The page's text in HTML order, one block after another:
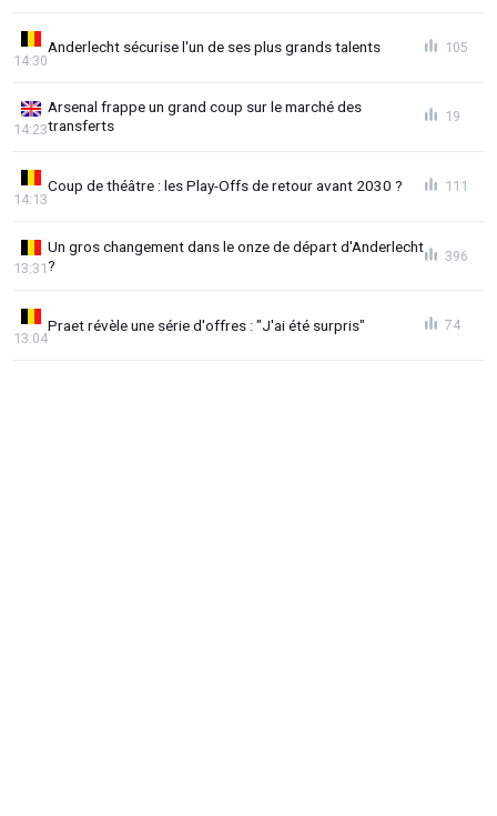
Anderlecht sécurise l'un de ses plus grands talents
14:30
105
Arsenal frappe un grand coup sur le marché des
transferts
14:23
19
Coup de théâtre : les Play-Offs de retour avant 2030 ?
14:13
111
Un gros changement dans le onze de départ d'Anderlecht
?
13:31
396
Praet révèle une série d'offres : "J'ai été surpris"
13:04
74